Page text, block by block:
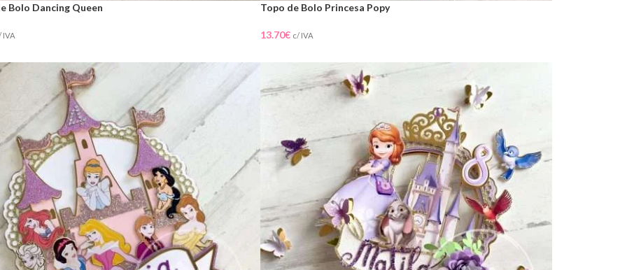
Bolo Dancing Queen
IVA
Topo de Bolo Princesa Popy
13.70€ c/ IVA